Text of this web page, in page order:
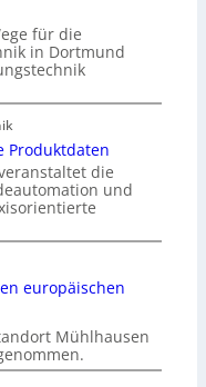
für die
in Dortmund
Produktdaten
die
und
europäischen
Mühlhausen